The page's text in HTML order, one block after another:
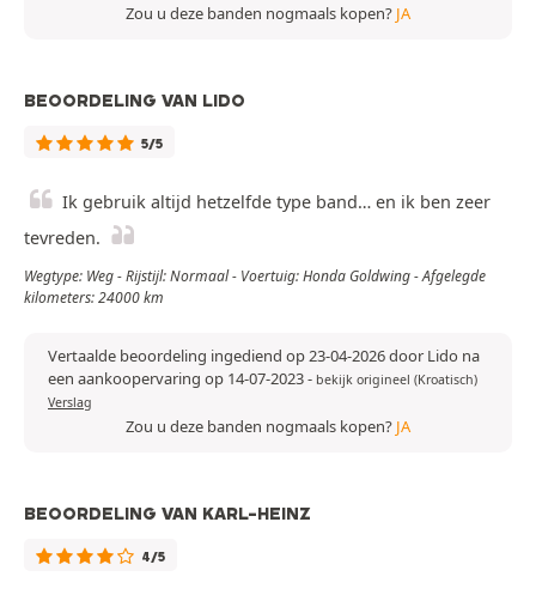
Zou u deze banden nogmaals kopen? JA
BEOORDELING VAN LIDO
5/5
Ik gebruik altijd hetzelfde type band… en ik ben zeer
tevreden.
Wegtype: Weg - Rijstijl: Normaal - Voertuig: Honda Goldwing - Afgelegde
kilometers: 24000 km
Vertaalde beoordeling ingediend op 23-04-2026 door Lido na
een aankoopervaring op 14-07-2023- bekijk origineel (Kroatisch)
Verslag
Zou u deze banden nogmaals kopen? JA
BEOORDELING VAN KARL-HEINZ
4/5